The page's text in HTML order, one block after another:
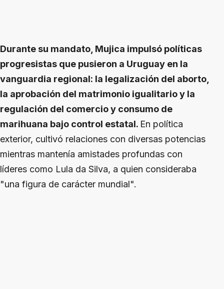
Durante su mandato, Mujica impulsó políticas
progresistas que pusieron a Uruguay en la
vanguardia regional: la legalización del aborto,
la aprobación del matrimonio igualitario y la
regulación del comercio y consumo de
marihuana bajo control estatal. En política
exterior, cultivó relaciones con diversas potencias
mientras mantenía amistades profundas con
líderes como Lula da Silva, a quien consideraba
"una figura de carácter mundial".